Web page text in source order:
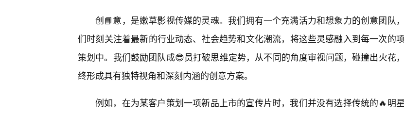
创📘意，是嫩草影视传媒的灵魂。我们拥有一个充满活力和想象力的创意团队
们时刻关注着最新的行业动态、社会趋势和文化潮流，将这些灵感融入到每一次的
策划中。我们鼓励团队成😎员打破思维定势，从不同的角度审视问题，碰撞出火花
终形成具有独特视角和深刻内涵的创意方案。
例如，在为某客户策划一项新品上市的宣传片时，我们并没有选择传统的🔥明